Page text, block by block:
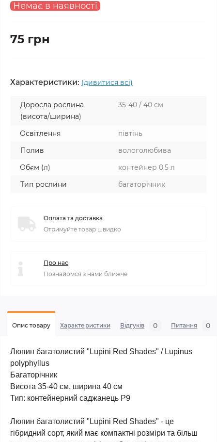
Немає в наявності
75 грн
Характеристики: (дивитися всі)
Доросла рослина
(висота/ширина)
35-40 / 40 см
Освітлення
півтінь
Полив
вологолюбива
Обєм (л)
контейнер 0,5 л
Тип рослини
багаторічник
Оплата та доставка
Отримуйте товар швидко
Про нас
Познайомся з нами ближче
Опис товару Характеристики Відгуків 0 Питання 0
Люпин багатолистий "Lupini Red Shades" / Lupinus
polyphyllus
Багаторічник
Висота 35-40 cм, ширина 40 см
Тип: контейнерний саджанець Р9
Люпин багатолистий "Lupini Red Shades" - це
гібридний сорт, який має компактні розміри та більш